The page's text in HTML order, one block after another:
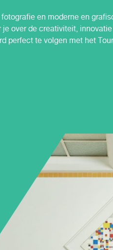
OV
een
De tickets zijn geldig voor
vervoer die vermeld staan
keuze;
en moderne en
over de creativiteit,
perfect te volgen met het